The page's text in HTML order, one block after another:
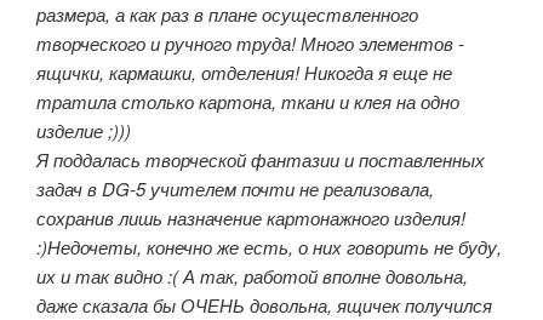
размера, а как раз в плане осуществленного
творческого и ручного труда! Много элементов -
ящички, кармашки, отделения! Никогда я еще не
тратила столько картона, ткани и клея на одно
изделие ;)))
Я поддалась творческой фантазии и поставленных
задач в DG-5 учителем почти не реализовала,
сохранив лишь назначение картонажного изделия!
:)Недочеты, конечно же есть, о них говорить не буду,
их и так видно :( А так, работой вполне довольна,
даже сказала бы ОЧЕНЬ довольна, ящичек получился